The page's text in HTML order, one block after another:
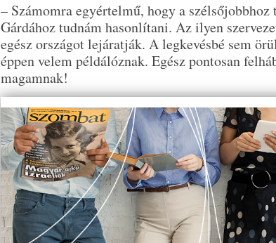
– Számomra egyértelmű, hogy a
Gárdához tudnám hasonlítani. Az ilyen
egész országot lejáratják. A legkevésbé sem
éppen velem példálóznak. Egész pontosan
magamnak!